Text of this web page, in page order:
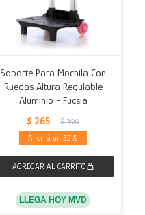
Soporte Para Mochila Con
Ruedas Altura Regulable
Aluminio - Fucsia
$ 265 $ 390
32
LLEGA HOY MVD